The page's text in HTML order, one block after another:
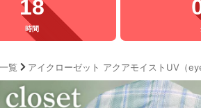
18
時間
覧 アイクローゼット アクアモイストUV（